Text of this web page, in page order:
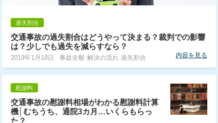
過失割合
交通事故の過失割合はどうやって決まる？裁判での影響
は？少しでも過失を減らすなら？
2019年1月18日 事故全般 解決の流れ 過失割合 内容を見る
慰謝料
交通事故の慰謝料相場がわかる慰謝料計算
機│むちうち、通院3カ月…いくらもらっ
た？